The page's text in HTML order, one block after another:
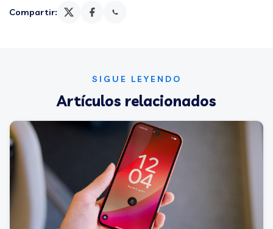
Compartir:
SIGUE LEYENDO
Artículos relacionados